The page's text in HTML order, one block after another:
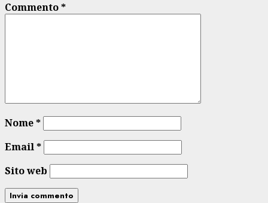
Commento*
Nome*
Email*
Sito web